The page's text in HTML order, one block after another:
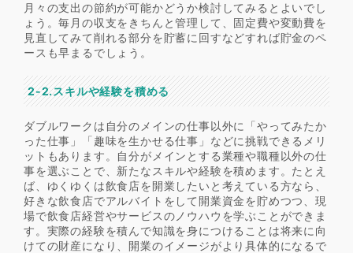
月々の支出の節約が可能かどうか検討してみるとよいでし
ょう。毎月の収支をきちんと管理して、固定費や変動費を
見直してみて削れる部分を貯蓄に回すなどすれば貯金のペ
ースも早まるでしょう。
2-2.スキルや経験を積める
ダブルワークは自分のメインの仕事以外に「やってみたか
った仕事」「趣味を生かせる仕事」などに挑戦できるメリ
ットもあります。自分がメインとする業種や職種以外の仕
事を選ぶことで、新たなスキルや経験を積めます。たとえ
ば、ゆくゆくは飲食店を開業したいと考えている方なら、
好きな飲食店でアルバイトをして開業資金を貯めつつ、現
場で飲食店経営やサービスのノウハウを学ぶことができま
す。実際の経験を積んで知識を身につけることは将来に向
けての財産になり、開業のイメージがより具体的になるで